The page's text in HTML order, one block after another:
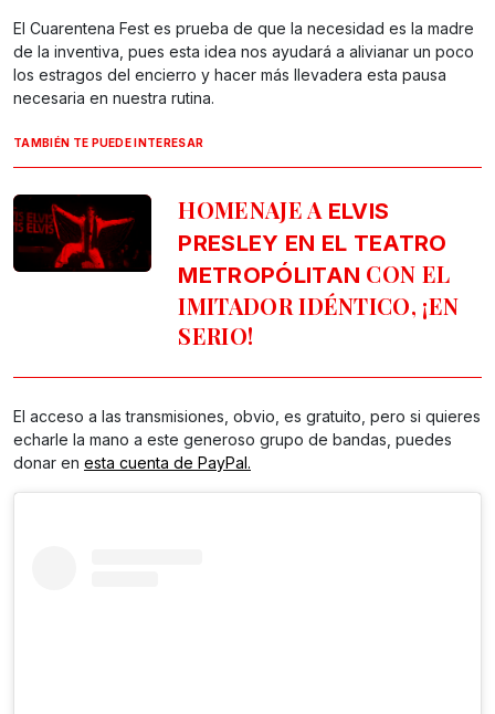
El Cuarentena Fest es prueba de que la necesidad es la madre
de la inventiva, pues esta idea nos ayudará a alivianar un poco
los estragos del encierro y hacer más llevadera esta pausa
necesaria en nuestra rutina.
TAMBIÉN TE PUEDE INTERESAR
HOMENAJE A ELVIS
PRESLEY EN EL TEATRO
METROPÓLITAN CON EL
IMITADOR IDÉNTICO, ¡EN
SERIO!
El acceso a las transmisiones, obvio, es gratuito, pero si quieres
echarle la mano a este generoso grupo de bandas, puedes
donar en esta cuenta de PayPal.